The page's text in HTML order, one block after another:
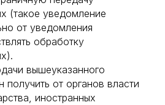
(такое уведомление
от уведомления
обработку
вышеуказанного
от органов власти
иностранных